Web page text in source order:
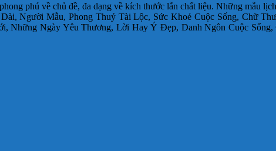
phú về chủ đề, đa dạng về kích thước lẫn chất liệu.Những mẫu
Người Mẫu, Phong Thuỷ Tài Lộc, Sức Khoẻ Cuộc Sống, Chữ
Những Ngày Yêu Thương, Lời Hay Ý Đẹp, Danh Ngôn Cuộc